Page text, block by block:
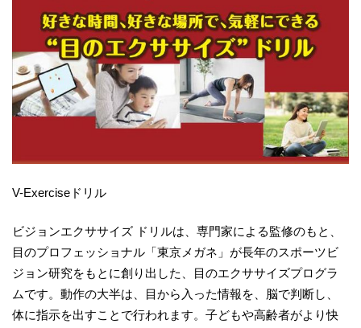
V-Exerciseドリル
ビジョンエクササイズ ドリルは、専門家による監修のもと、
目のプロフェッショナル「東京メガネ」が長年のスポーツビ
ジョン研究をもとに創り出した、目のエクササイズプログラ
ムです。動作の大半は、目から入った情報を、脳で判断し、
体に指示を出すことで行われます。子どもや高齢者がより快